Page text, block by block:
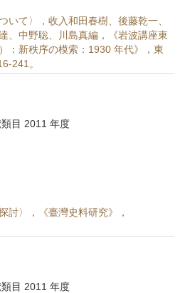
いて〉，收入和田春樹、後藤乾一、
、中野聡、川島真編，《岩波講座東
：新秩序の模索：1930 年代》，東
241。
目 2011 年度
討〉，《臺灣史料研究》，
目 2011 年度